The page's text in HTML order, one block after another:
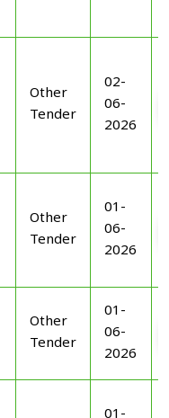
Other
Tender
02-
06-
2026
Other
Tender
01-
06-
2026
Other
Tender
01-
06-
2026